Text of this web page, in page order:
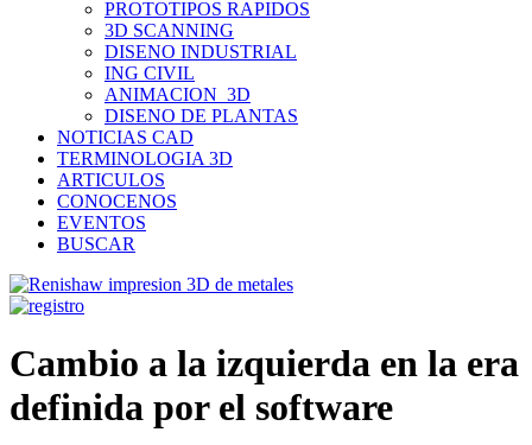
PROTOTIPOS RAPIDOS
3D SCANNING
DISENO INDUSTRIAL
ING CIVIL
ANIMACION_3D
DISENO DE PLANTAS
NOTICIAS CAD
TERMINOLOGIA 3D
ARTICULOS
CONOCENOS
EVENTOS
BUSCAR
Cambio a la izquierda en la era
definida por el software